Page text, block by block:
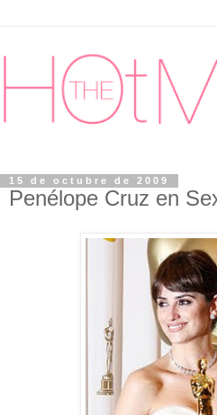
15 de octubre de 2009
Penélope Cruz en